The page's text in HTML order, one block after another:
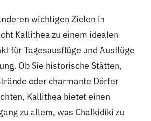
wichtigen Zielen in
Kallithea zu einem idealen
für Tagesausflüge und Ausflüge
Ob Sie historische Stätten,
oder charmante Dörfer
Kallithea bietet einen
zu allem, was Chalkidiki zu